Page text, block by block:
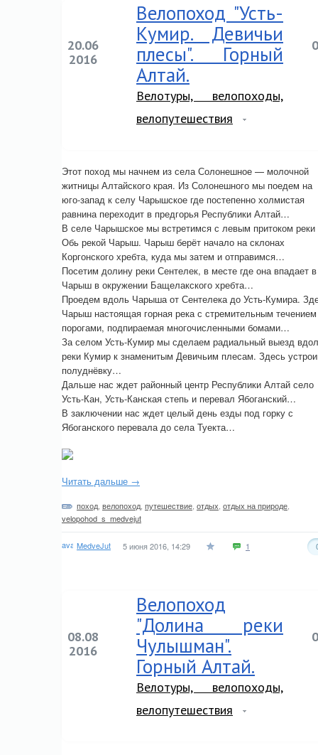
20.06
2016
Велопоход "Усть-
Кумир. Девичьи
плесы". Горный
Алтай.
Велотуры, велопоходы,
велопутешествия
0
Этот поход мы начнем из села Солонешное — молочной
житницы Алтайского края. Из Солонешного мы поедем на
юго-запад к селу Чарышское где постепенно холмистая
равнина переходит в предгорья Республики Алтай…
В селе Чарышское мы встретимся с левым притоком реки
Обь рекой Чарыш. Чарыш берёт начало на склонах
Коргонского хребта, куда мы затем и отправимся…
Посетим долину реки Сентелек, в месте где она впадает в
Чарыш в окружении Бащелакского хребта…
Проедем вдоль Чарыша от Сентелека до Усть-Кумира.
Чарыш настоящая горная река с стремительным
порогами, подпираемая многочисленными бомами…
За селом Усть-Кумир мы сделаем радиальный выезд
реки Кумир к знаменитым Девичьим плесам. Здесь
полуднёвку…
Дальше нас ждет районный центр Республики Алтай село
Усть-Кан, Усть-Канская степь и перевал Ябоганский…
В заключении нас ждет целый день езды под горку с
Ябоганского перевала до села Туекта…
Читать дальше →
поход велопоход путешествие отдых отдых на природе
velopohod_s_medvejut
MedveJut 5 июня 2016, 14:29 1
08.08
2016
Велопоход
"Долина реки
Чулышман".
Горный Алтай.
Велотуры, велопоходы,
велопутешествия
0